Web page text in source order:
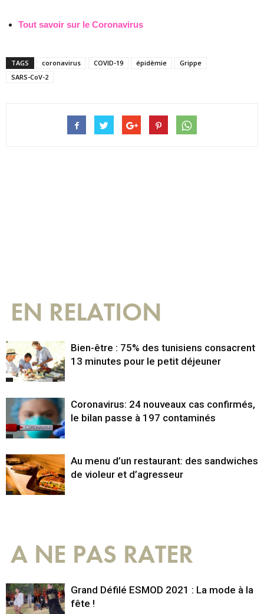
Tout savoir sur le Coronavirus
TAGS coronavirus COVID-19 épidèmie
Grippe
SARS-CoV-2
EN RELATION
Bien-être : 75% des tunisiens consacrent
13 minutes pour le petit déjeuner
Coronavirus: 24 nouveaux cas confirmés,
le bilan passe à 197 contaminés
Au menu d’un restaurant: des sandwiches
de violeur et d’agresseur
A NE PAS RATER
Grand Défilé ESMOD 2021 : La mode à la
fête !